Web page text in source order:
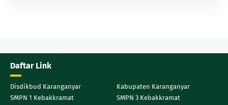
Daftar Link
Disdikbud Karanganyar
Kabupaten Karanganyar
SMPN 1 Kebakkramat
SMPN 3 Kebakkramat